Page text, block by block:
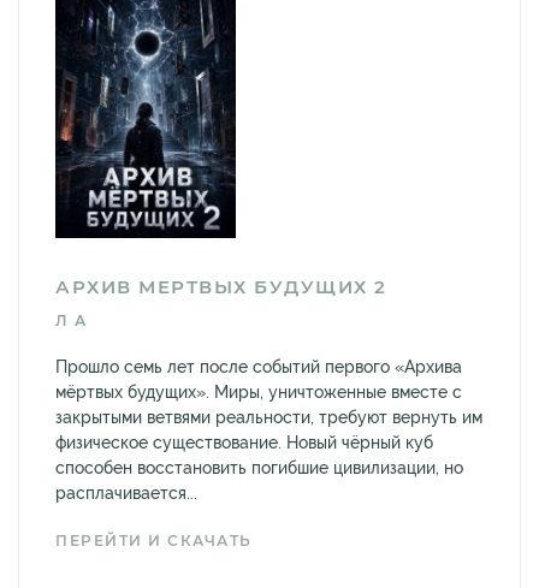
АРХИВ МЕРТВЫХ БУДУЩИХ 2
Л А
Прошло семь лет после событий первого «Архива
мёртвых будущих». Миры, уничтоженные вместе с
закрытыми ветвями реальности, требуют вернуть им
физическое существование. Новый чёрный куб
способен восстановить погибшие цивилизации, но
расплачивается...
ПЕРЕЙТИ И СКАЧАТЬ